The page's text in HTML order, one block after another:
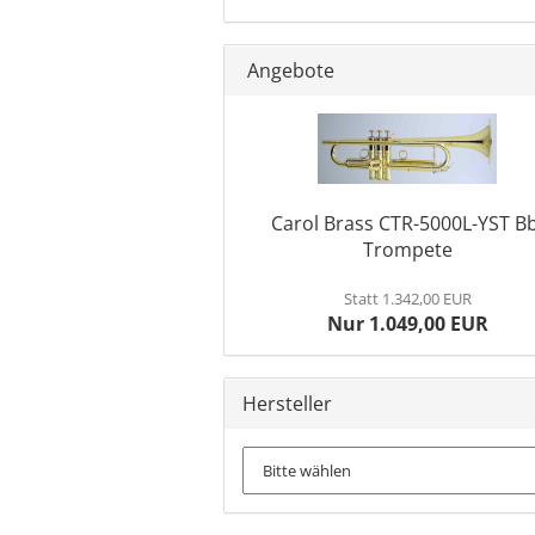
Angebote
Carol Brass CTR-5000L-YST
Trompete
Statt 1.342,00 EUR
Nur 1.049,00 EUR
Hersteller